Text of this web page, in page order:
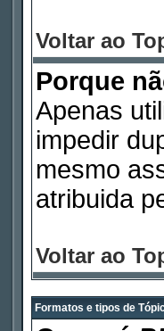
Voltar ao
Porque
Apenas
impedir
mesmo
atribuida
Voltar ao
Formatos e tipos de